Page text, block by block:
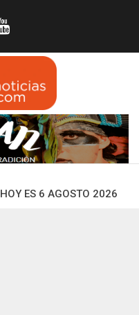
HOY ES 6 AGOSTO 2026